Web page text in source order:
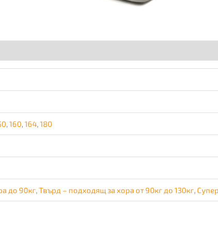
,160,164,180
до 90кг,Твърд – подходящ за хора от 90кг до 130кг,